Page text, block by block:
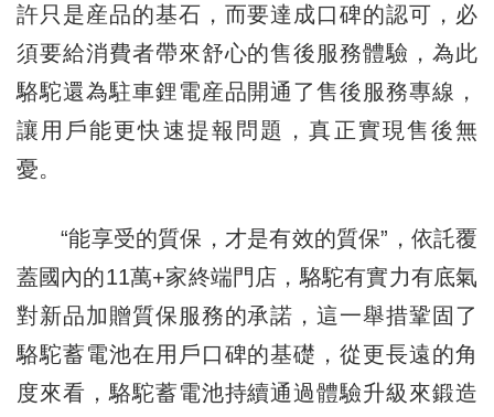
許只是産品的基石，而要達成口碑的認可，必
須要給消費者帶來舒心的售後服務體驗，為此
駱駝還為駐車鋰電産品開通了售後服務專線，
讓用戶能更快速提報問題，真正實現售後無
憂。
“能享受的質保，才是有效的質保”，依託覆
蓋國內的11萬+家終端門店，駱駝有實力有底氣
對新品加贈質保服務的承諾，這一舉措鞏固了
駱駝蓄電池在用戶口碑的基礎，從更長遠的角
度來看，駱駝蓄電池持續通過體驗升級來鍛造